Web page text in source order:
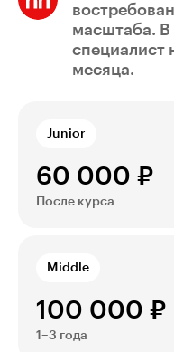
масштаба.
специалист
месяца.
60 000 ₽
Junior
После курса
100 000 ₽
Middle
1–3 года